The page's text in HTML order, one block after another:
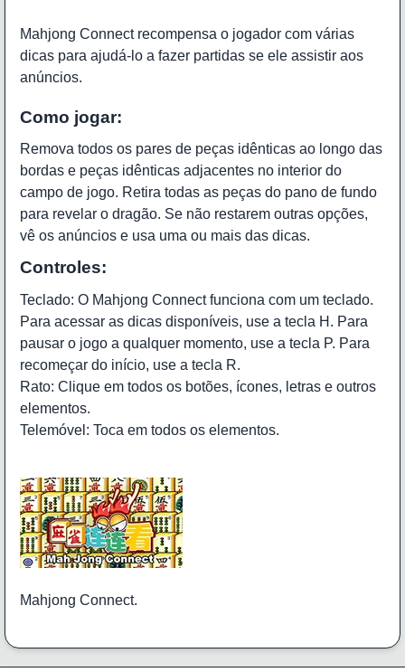
Mahjong Connect recompensa o jogador com várias
dicas para ajudá-lo a fazer partidas se ele assistir aos
anúncios.
Como jogar:
Remova todos os pares de peças idênticas ao longo das
bordas e peças idênticas adjacentes no interior do
campo de jogo. Retira todas as peças do pano de fundo
para revelar o dragão. Se não restarem outras opções,
vê os anúncios e usa uma ou mais das dicas.
Controles:
Teclado: O Mahjong Connect funciona com um teclado.
Para acessar as dicas disponíveis, use a tecla H. Para
pausar o jogo a qualquer momento, use a tecla P. Para
recomeçar do início, use a tecla R.
Rato: Clique em todos os botões, ícones, letras e outros
elementos.
Telemóvel: Toca em todos os elementos.
Mahjong Connect.